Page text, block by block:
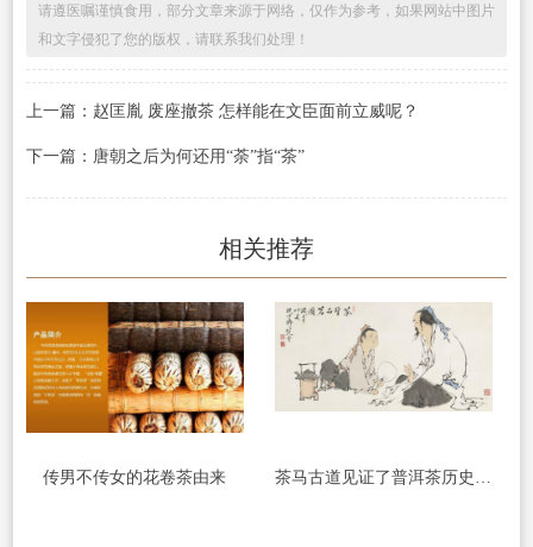
请遵医嘱谨慎食用，部分文章来源于网络，仅作为参考，如果网站中图片
和文字侵犯了您的版权，请联系我们处理！
上一篇：赵匡胤 废座撤茶 怎样能在文臣面前立威呢？
下一篇：唐朝之后为何还用“荼”指“茶”
相关推荐
传男不传女的花卷茶由来